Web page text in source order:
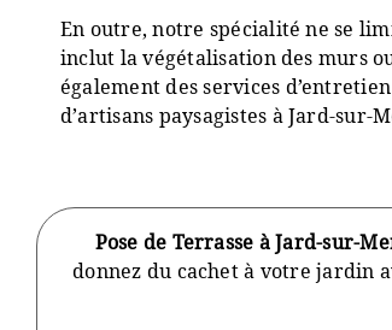
En outre, notre spécialité ne se
inclut la végétalisation des murs
également des services
d’artisans paysagistes à Jard-
Pose de Terrasse à Jard-sur-
donnez du cachet à votre jardin